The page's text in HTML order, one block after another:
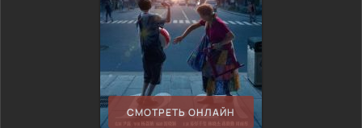
СМОТРЕТЬ ОНЛАЙН